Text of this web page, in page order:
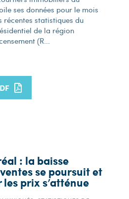
ses données pour le mois
récentes statistiques du
de la région
(R...
: la baisse
se poursuit et
prix s’atténue